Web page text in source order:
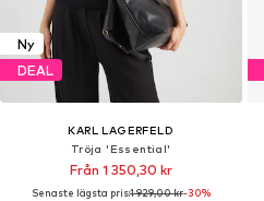
Ny
DEAL
KARL LAGERFELD
Tröja 'Essential'
Från 1 350,30 kr
Senaste lägsta pris:1 929,00 kr-30%